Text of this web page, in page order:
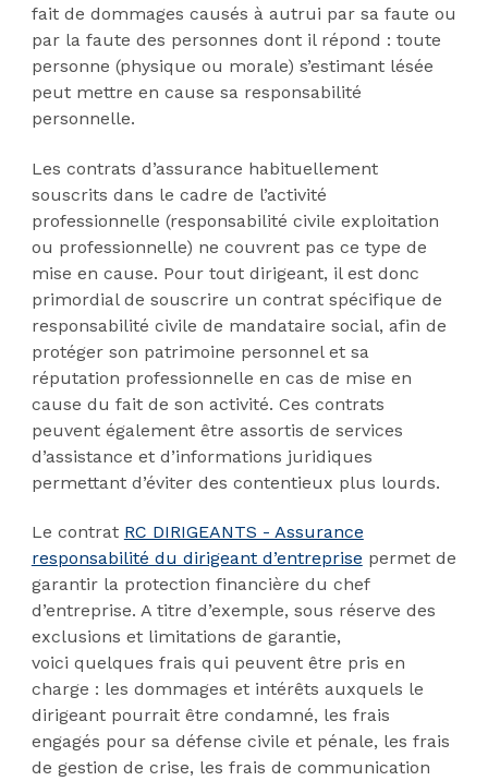
fait de dommages causés à autrui par sa faute ou
par la faute des personnes dont il répond : toute
personne (physique ou morale) s’estimant lésée
peut mettre en cause sa responsabilité
personnelle.
Les contrats d’assurance habituellement
souscrits dans le cadre de l’activité
professionnelle (responsabilité civile exploitation
ou professionnelle) ne couvrent pas ce type de
mise en cause. Pour tout dirigeant, il est donc
primordial de souscrire un contrat spécifique de
responsabilité civile de mandataire social, afin de
protéger son patrimoine personnel et sa
réputation professionnelle en cas de mise en
cause du fait de son activité. Ces contrats
peuvent également être assortis de services
d’assistance et d’informations juridiques
permettant d’éviter des contentieux plus lourds.
Le contrat RC DIRIGEANTS - Assurance
responsabilité du dirigeant d’entreprise permet de
garantir la protection financière du chef
d’entreprise. A titre d’exemple, sous réserve des
exclusions et limitations de garantie,
voici quelques frais qui peuvent être pris en
charge : les dommages et intérêts auxquels le
dirigeant pourrait être condamné, les frais
engagés pour sa défense civile et pénale, les frais
de gestion de crise, les frais de communication